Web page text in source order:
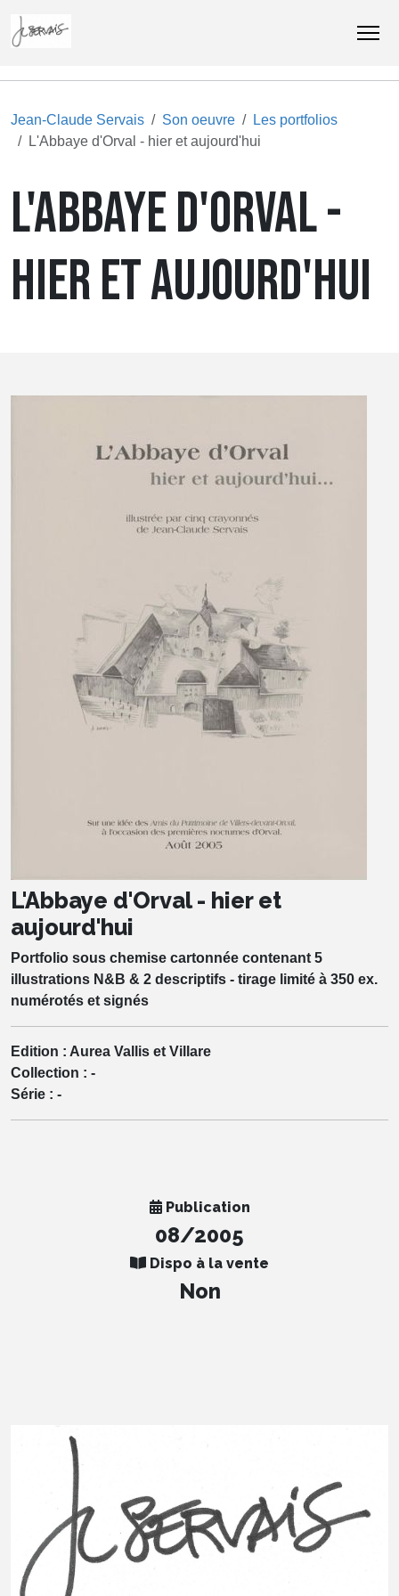
Jean-Claude Servais Son oeuvre
Les portfolios
L'Abbaye d'Orval - hier et aujourd'hui
L'ABBAYE D'ORVAL -
HIER ET AUJOURD'HUI
L'Abbaye d'Orval - hier et
aujourd'hui
Portfolio sous chemise cartonnée contenant 5
illustrations N&B & 2 descriptifs - tirage limité à 350 ex.
numérotés et signés
Edition : Aurea Vallis et Villare
Collection : -
Série : -
Publication
08/2005
Dispo à la vente
Non